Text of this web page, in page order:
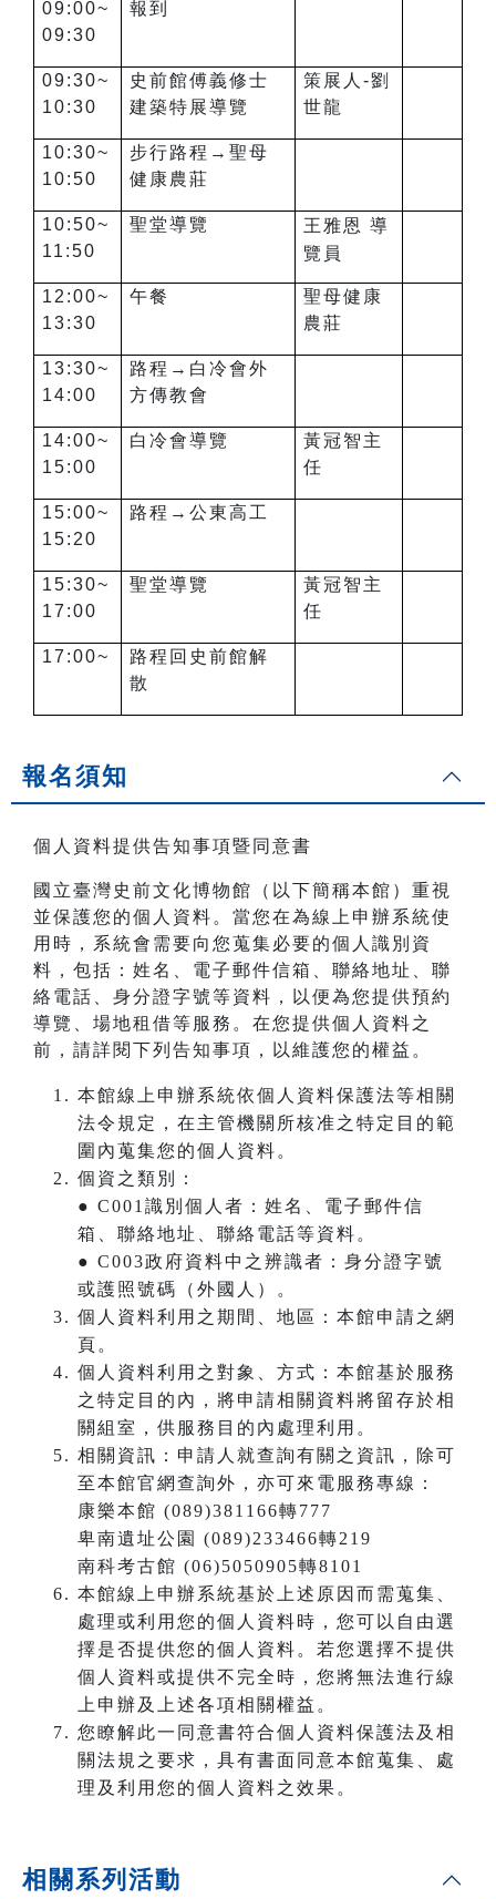
09:00~
09:30
報到
09:30~
10:30
史前館傅義修士
建築特展導覽
策展人-劉
世龍
10:30~
10:50
步行路程→聖母
健康農莊
10:50~
11:50
聖堂導覽
王雅恩 導
覽員
12:00~
13:30
午餐
聖母健康
農莊
13:30~
14:00
路程→白冷會外
方傳教會
14:00~
15:00
白冷會導覽
黃冠智主
任
15:00~
15:20
路程→公東高工
15:30~
17:00
聖堂導覽
黃冠智主
任
17:00~
路程回史前館解
散
報名須知
個人資料提供告知事項暨同意書
國立臺灣史前文化博物館（以下簡稱本館）重視
並保護您的個人資料。當您在為線上申辦系統使
用時，系統會需要向您蒐集必要的個人識別資
料，包括：姓名、電子郵件信箱、聯絡地址、聯
絡電話、身分證字號等資料，以便為您提供預約
導覽、場地租借等服務。在您提供個人資料之
前，請詳閱下列告知事項，以維護您的權益。
本館線上申辦系統依個人資料保護法等相關
法令規定，在主管機關所核准之特定目的範
圍內蒐集您的個人資料。
個資之類別：
● C001識別個人者：姓名、電子郵件信
箱、聯絡地址、聯絡電話等資料。
● C003政府資料中之辨識者：身分證字號
或護照號碼（外國人）。
個人資料利用之期間、地區：本館申請之網
頁。
個人資料利用之對象、方式：本館基於服務
之特定目的內，將申請相關資料將留存於相
關組室，供服務目的內處理利用。
相關資訊：申請人就查詢有關之資訊，除可
至本館官網查詢外，亦可來電服務專線：
康樂本館 (089)381166轉777
卑南遺址公園 (089)233466轉219
南科考古館 (06)5050905轉8101
本館線上申辦系統基於上述原因而需蒐集、
處理或利用您的個人資料時，您可以自由選
擇是否提供您的個人資料。若您選擇不提供
個人資料或提供不完全時，您將無法進行線
上申辦及上述各項相關權益。
您瞭解此一同意書符合個人資料保護法及相
關法規之要求，具有書面同意本館蒐集、處
理及利用您的個人資料之效果。
相關系列活動